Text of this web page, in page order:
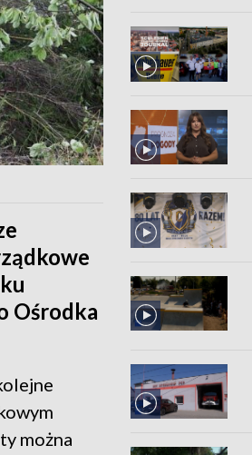
Ośrodka
można